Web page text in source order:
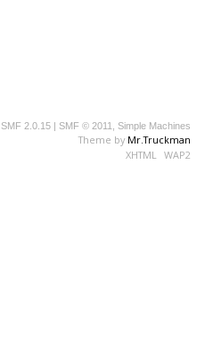
SMF 2.0.15 | SMF © 2011 Simple Machines
Theme by Mr.Truckman
XHTML
WAP2